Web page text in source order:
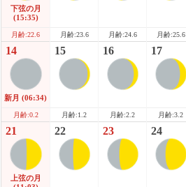
下弦の月
(15:35)
月齢:22.6 月齢:23.6 月齢:24.6 月齢:25.6
14
新月(06:34)
月齢:0.2
15
月齢:1.2
16
月齢:2.2
17
月齢:3.2
21
上弦の月
22 23 24